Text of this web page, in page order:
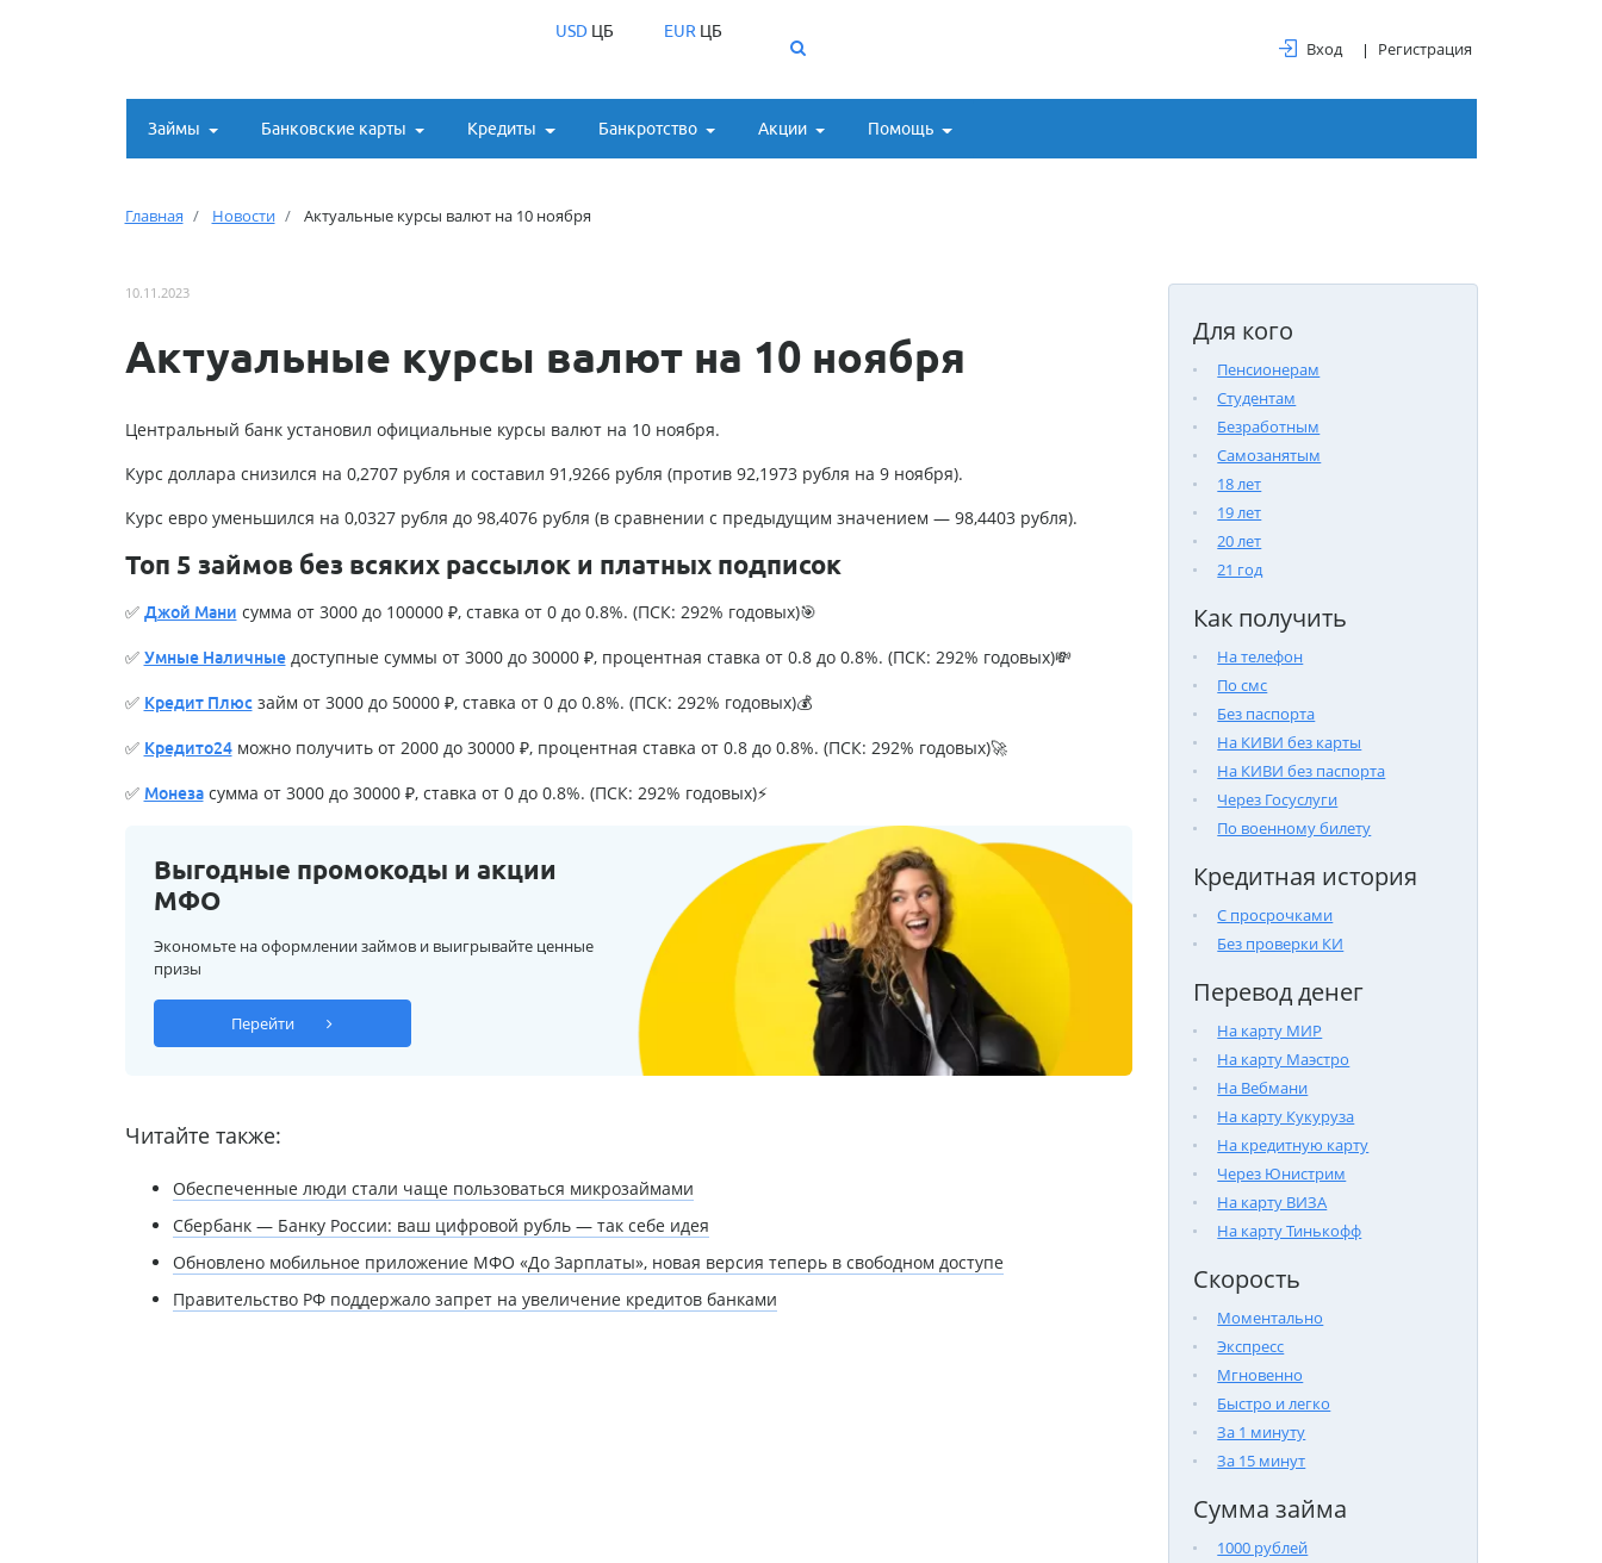
USDЦБ EUR ЦБ
Вход Регистрация
Займы Банковские карты Кредиты Банкротство Акции Помощь
Главная Новости Актуальные курсы валют на 10 ноября
Для кого
Пенсионерам
Студентам
Безработным
Самозанятым
18 лет
19 лет
20 лет
21 год
Как получить
На телефон
По смс
Без паспорта
На КИВИ без карты
На КИВИ без паспорта
Через Госуслуги
По военному билету
Кредитная история
С просрочками
Без проверки КИ
Перевод денег
На карту МИР
На карту Маэстро
На Вебмани
На карту Кукуруза
На кредитную карту
Через Юнистрим
На карту ВИЗА
На карту Тинькофф
Скорость
Моментально
Экспресс
Мгновенно
Быстро и легко
За 1 минуту
За 15 минут
Сумма займа
1000 рублей
10.11.2023
Актуальные курсы валют на 10 ноября
Центральный банк установил официальные курсы валют на 10 ноября.
Курс доллара снизился на 0,2707 рубля и составил 91,9266 рубля (против 92,1973 рубля на 9 ноября).
Курс евро уменьшился на 0,0327 рубля до 98,4076 рубля (в сравнении с предыдущим значением — 98,4403 рубля).
Топ 5 займов без всяких рассылок и платных подписок
✅ Джой Мани сумма от 3000 до 100000 ₽, ставка от 0 до 0.8%. (ПСК: 292% годовых)🎯
✅ Умные Наличныедоступные суммы от 3000 до 30000 ₽, процентная ставка от 0.8 до 0.8%. (ПСК: 292% годовых)💸
✅ Кредит Плюсзайм от 3000 до 50000 ₽, ставка от 0 до 0.8%. (ПСК: 292% годовых)💰
✅ Кредито24можно получить от 2000 до 30000 ₽, процентная ставка от 0.8 до 0.8%. (ПСК: 292% годовых)🚀
✅ Монезасумма от 3000 до 30000 ₽, ставка от 0 до 0.8%. (ПСК: 292% годовых)⚡
Выгодные промокоды и акции
МФО
Экономьте на оформлении займов и выигрывайте ценные
призы
Перейти
Читайте также:
Обеспеченные люди стали чаще пользоваться микрозаймами
Сбербанк — Банку России: ваш цифровой рубль — так себе идея
Обновлено мобильное приложение МФО «До Зарплаты», новая версия теперь в свободном доступе
Правительство РФ поддержало запрет на увеличение кредитов банками